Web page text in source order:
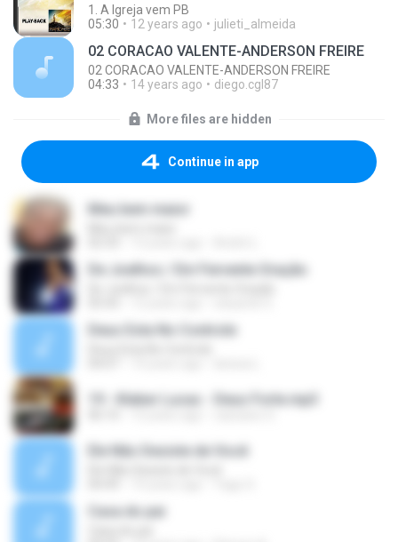
1. A Igreja vem PB
05:30
12 years ago julieti_almeida
02 CORACAO VALENTE-ANDERSON FREIRE
02 CORACAO VALENTE-ANDERSON FREIRE
04:33
14 years ago diego.cgl87
More files are hidden
Continue in app
Meu bem maior
De Joelhos / Em Fervente Oração
Deus Esta No Controle
19 - Kleber Lucas - Deus Forte.mp3
Ele Não Desiste de Você
Casa do pai